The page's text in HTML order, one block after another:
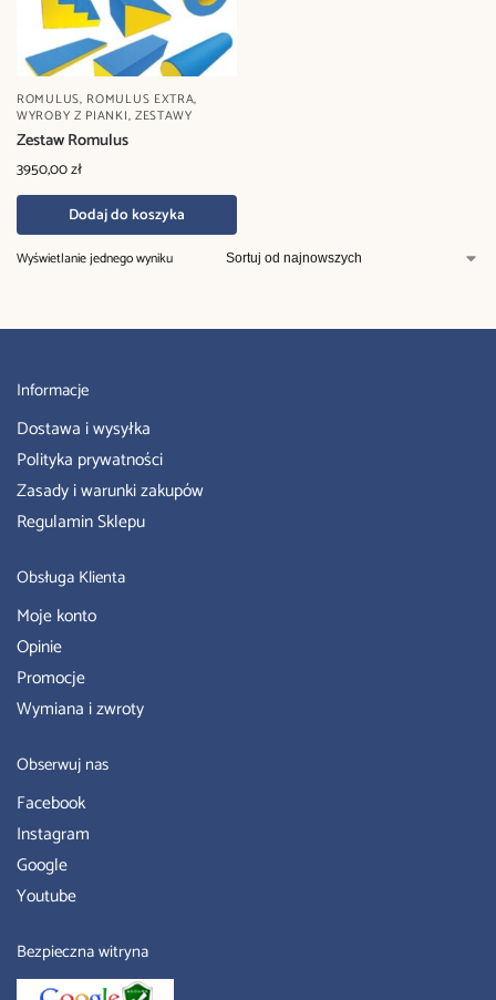
ROMULUS, ROMULUS EXTRA,
WYROBY Z PIANKI, ZESTAWY
Zestaw Romulus
3950,00zł
Dodaj do koszyka
Wyświetlanie jednego wyniku
Informacje
Dostawa i wysyłka
Polityka prywatności
Zasady i warunki zakupów
Regulamin Sklepu
Obsługa Klienta
Moje konto
Opinie
Promocje
Wymiana i zwroty
Obserwuj nas
Facebook
Instagram
Google
Youtube
Bezpieczna witryna